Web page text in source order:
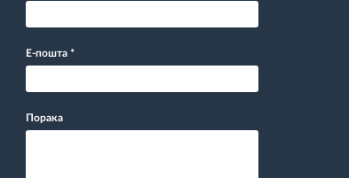
Е-пошта *
Порака